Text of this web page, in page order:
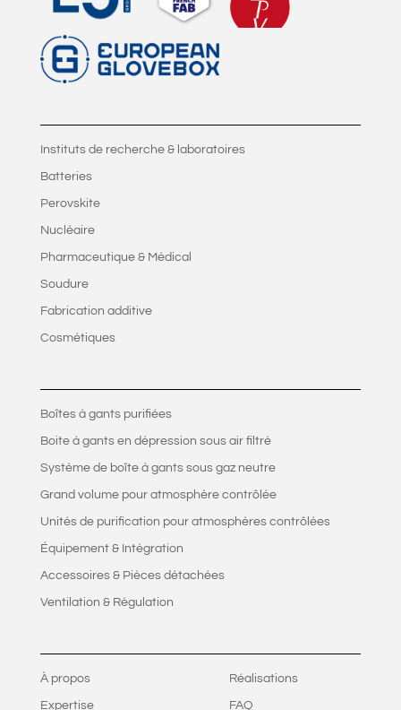
Instituts de recherche & laboratoires
Batteries
Perovskite
Nucléaire
Pharmaceutique & Médical
Soudure
Fabrication additive
Cosmétiques
Boîtes à gants purifiées
Boite à gants en dépression sous air filtré
Système de boîte à gants sous gaz neutre
Grand volume pour atmosphère contrôlée
Unités de purification pour atmosphères contrôlées
Équipement & Intégration
Accessoires & Pièces détachées
Ventilation & Régulation
À propos
Expertise
Réalisations
FAQ